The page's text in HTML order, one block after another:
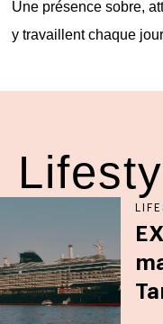
Une présence sobre,
y travaillent chaque